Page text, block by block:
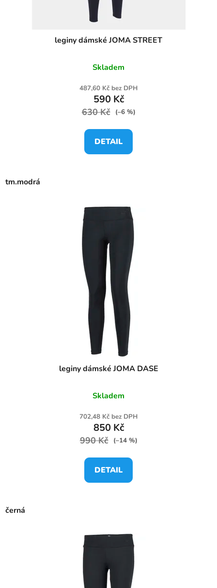
leginy dámské JOMA STREET
Skladem
487,60 Kč bez DPH
590 Kč
630 Kč (–6 %)
DETAIL
tm.modrá
leginy dámské JOMA DASE
Skladem
702,48 Kč bez DPH
850 Kč
990 Kč (–14 %)
DETAIL
černá